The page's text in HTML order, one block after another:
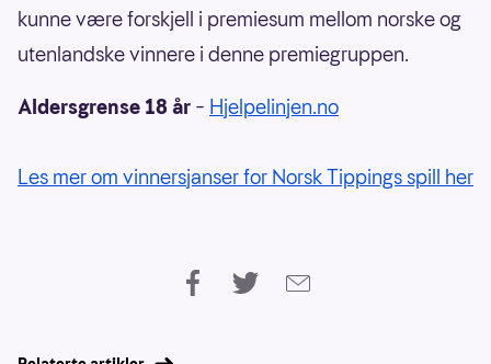
kunne være forskjell i premiesum mellom norske og
utenlandske vinnere i denne premiegruppen.
Aldersgrense 18 år – Hjelpelinjen.no
Les mer om vinnersjanser for Norsk Tippings spill her